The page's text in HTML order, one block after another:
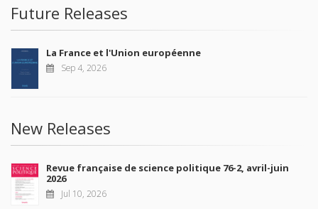
Future Releases
La France et l'Union européenne
Sep 4, 2026
New Releases
Revue française de science politique 76-2, avril-juin
2026
Jul 10, 2026